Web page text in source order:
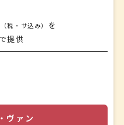
（税・サ込み）
を
提供
ヴァン